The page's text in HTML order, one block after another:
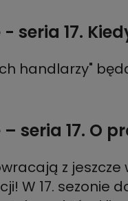
seria 17.
handlarzy"
seria 17. O
z
W 17. sezonie